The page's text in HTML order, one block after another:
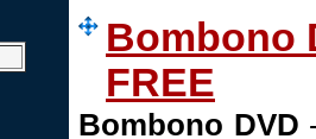
Bombono
FREE
Bombono DVD